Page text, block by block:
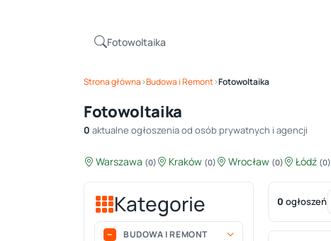
Strona główna›Budowa i Remont›Fotowoltaika
Fotowoltaika
0 aktualne ogłoszenia od osób prywatnych i agencji
Warszawa (0) Kraków (0) Wrocław (0) Łódź (0)
Kategorie
BUDOWA I REMONT
0 ogłoszeń